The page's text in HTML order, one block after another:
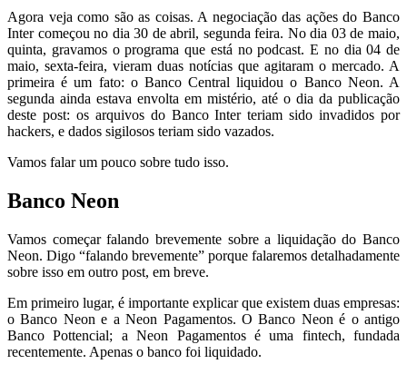
Agora veja como são as coisas. A negociação das ações do Banco
Inter começou no dia 30 de abril, segunda feira. No dia 03 de maio,
quinta, gravamos o programa que está no podcast. E no dia 04 de
maio, sexta-feira, vieram duas notícias que agitaram o mercado. A
primeira é um fato: o Banco Central liquidou o Banco Neon. A
segunda ainda estava envolta em mistério, até o dia da publicação
deste post: os arquivos do Banco Inter teriam sido invadidos por
hackers, e dados sigilosos teriam sido vazados.
Vamos falar um pouco sobre tudo isso.
Banco Neon
Vamos começar falando brevemente sobre a liquidação do Banco
Neon. Digo “falando brevemente” porque falaremos detalhadamente
sobre isso em outro post, em breve.
Em primeiro lugar, é importante explicar que existem duas empresas:
o Banco Neon e a Neon Pagamentos. O Banco Neon é o antigo
Banco Pottencial; a Neon Pagamentos é uma fintech, fundada
recentemente. Apenas o banco foi liquidado.